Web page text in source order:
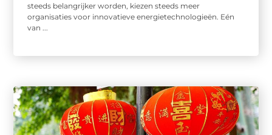
steeds belangrijker worden, kiezen steeds meer
organisaties voor innovatieve energietechnologieën. Eén
van ...